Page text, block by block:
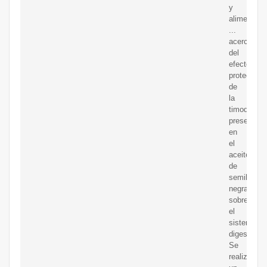
y
acerca
del
efecto
protector
de
la
presente
en
el
aceite
de
semilla
negra,
sobre
el
sistema
digestivo.
Se
realizó